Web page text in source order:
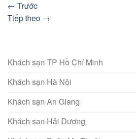
← Trước
Tiếp theo →
Khách sạn TP Hồ Chí Minh
Khách sạn Hà Nội
Khách sạn An Giang
Khách san Hải Dương